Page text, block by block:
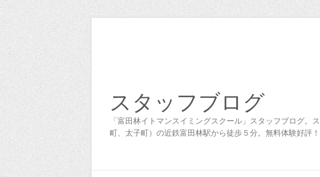
スタッフブログ
「富田林イトマンスイミングスクール」スタッフブログ
町、太子町）の近鉄富田林駅から徒歩５分。無料体験好評